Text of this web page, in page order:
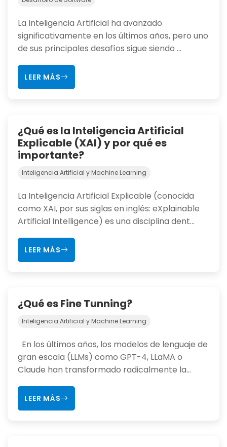
La Inteligencia Artificial ha avanzado
significativamente en los últimos años, pero uno
de sus principales desafíos sigue siendo ...
LEER MÁS
¿Qué es la Inteligencia Artificial
Explicable (XAI) y por qué es
importante?
Inteligencia Artificial y Machine Learning
La Inteligencia Artificial Explicable (conocida
como XAI, por sus siglas en inglés: eXplainable
Artificial Intelligence) es una disciplina dent...
LEER MÁS
¿Qué es Fine Tunning?
Inteligencia Artificial y Machine Learning
En los últimos años, los modelos de lenguaje de
gran escala (LLMs) como GPT-4, LLaMA o
Claude han transformado radicalmente la...
LEER MÁS